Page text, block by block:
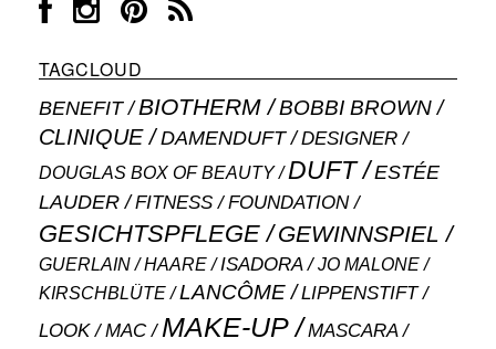
TAGCLOUD
BENEFIT BIOTHERM BOBBI BROWN
CLINIQUE DAMENDUFT DESIGNER
DOUGLAS BOX OF BEAUTY DUFT
ESTÉE
LAUDER
FITNESS FOUNDATION
GESICHTSPFLEGE GEWINNSPIEL
GUERLAIN HAARE ISADORA JO MALONE
KIRSCHBLÜTE LANCÔME LIPPENSTIFT
LOOK MAC MAKE-UP MASCARA